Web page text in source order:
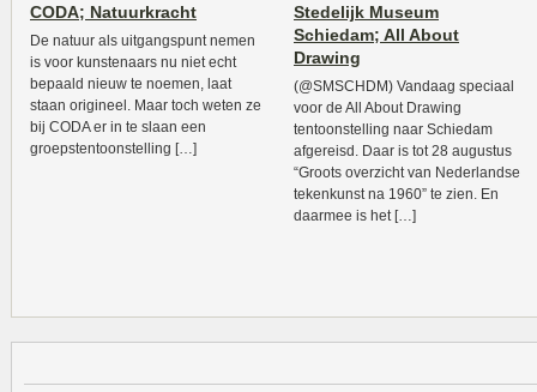
CODA; Natuurkracht
De natuur als uitgangspunt nemen
is voor kunstenaars nu niet echt
bepaald nieuw te noemen, laat
staan origineel. Maar toch weten ze
bij CODA er in te slaan een
groepstentoonstelling […]
Stedelijk Museum
Schiedam; All About
Drawing
(@SMSCHDM) Vandaag speciaal
voor de All About Drawing
tentoonstelling naar Schiedam
afgereisd. Daar is tot 28 augustus
“Groots overzicht van Nederlandse
tekenkunst na 1960” te zien. En
daarmee is het […]